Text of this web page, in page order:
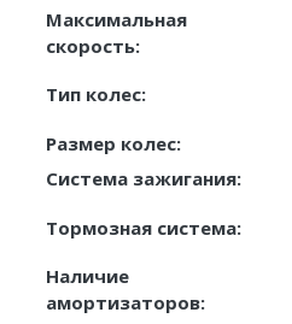
Максимальная
скорость:
Тип колес:
Размер колес:
Система зажигания:
Тормозная система:
Наличие
амортизаторов: